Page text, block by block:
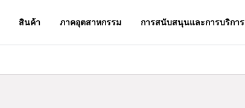
สินค้า ภาคอุตสาหกรรม การสนับสนุนและการบริการ